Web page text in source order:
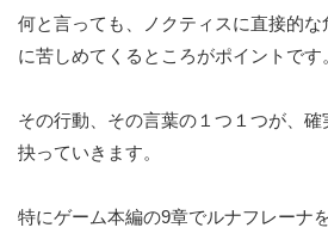
何と言っても、ノクティスに直接的
に苦しめてくるところがポイントです
その行動、その言葉の１つ１つが、
抉っていきます。
特にゲーム本編の9章でルナフレーナ